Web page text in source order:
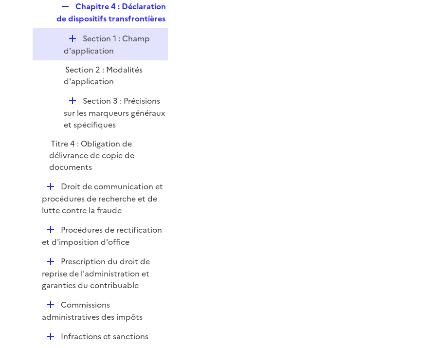
e
p
l
i
e
r
Chapitre 4 : Déclaration
de dispositifs transfrontières
D
é
p
l
i
r
Section 1 : Champ
d'application
Section 2 : Modalités
d'application
D
é
p
i
e
r
Section 3 : Précisions
sur les marqueurs généraux
et spécifiques
Titre 4 : Obligation de
délivrance de copie de
documents
D
é
p
e
Droit de communication et
procédures de recherche et de
lutte contre la fraude
D
é
i
e
Procédures de rectification
et d'imposition d'office
D
é
p
e
Prescription du droit de
reprise de l'administration et
garanties du contribuable
D
é
Commissions
administratives des impôts
DInfractions et sanctions